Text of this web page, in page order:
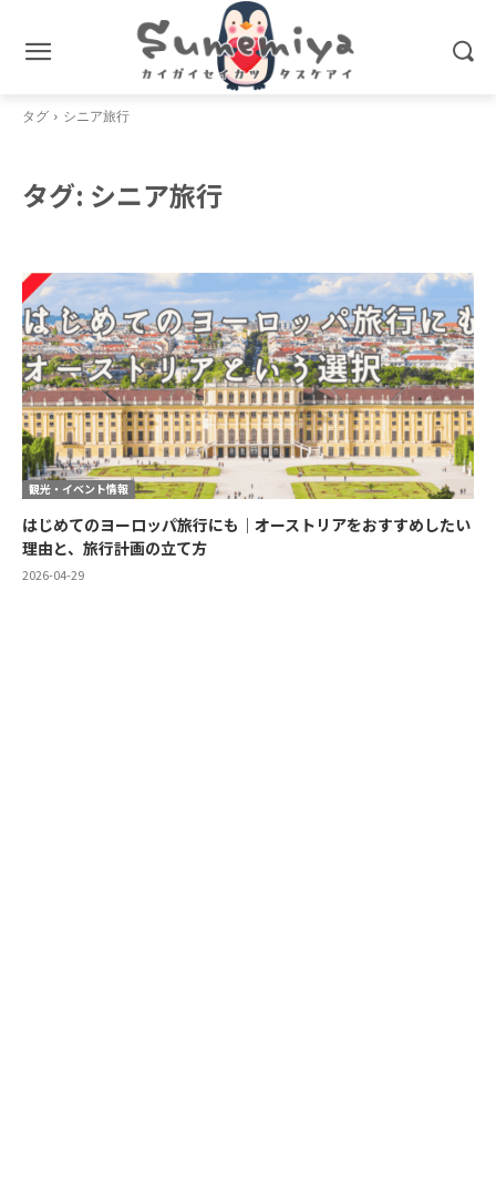
タグ シニア旅行
タグ: シニア旅行
観光・イベント情報
はじめてのヨーロッパ旅行にも｜オーストリアをおすすめしたい
理由と、旅行計画の立て方
2026-04-29